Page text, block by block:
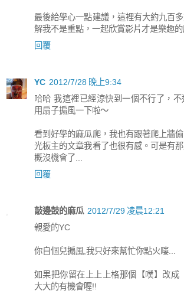
最後給學心一點建議，這裡有大約九百
解我不是重點，一起欣賞影片才是樂趣的
回覆
YC 2012/7/28 晚上9:34
哈哈 我這裡已經涼快到一個不行了，
用扇子搧風一下啦～
看到好學的麻瓜爬，我也有跟著爬上牆
光板主的文章我看了也很有感。可是有
概沒機會了...
回覆
敲邊鼓的麻瓜 2012/7/29 凌晨12:21
親愛的YC
你自個兒搧風,我只好來幫忙你點火嘍...
如果把你留在上上上格那個【噗】改
大大的有機會喔!!